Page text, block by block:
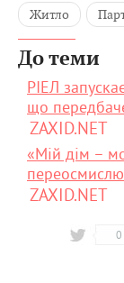
Житло
До теми
РІЕЛ
що
ZAXID.NET
«Мій дім –
ZAXID.NET
0